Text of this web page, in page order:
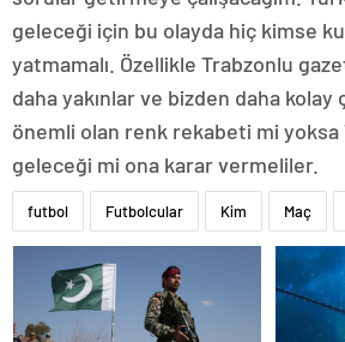
geleceği için bu olayda hiç kimse
yatmamalı. Özellikle Trabzonlu
daha yakınlar ve bizden daha
önemli olan renk rekabeti mi
geleceği mi ona karar vermeliler.
futbol Futbolcular Kim Maç